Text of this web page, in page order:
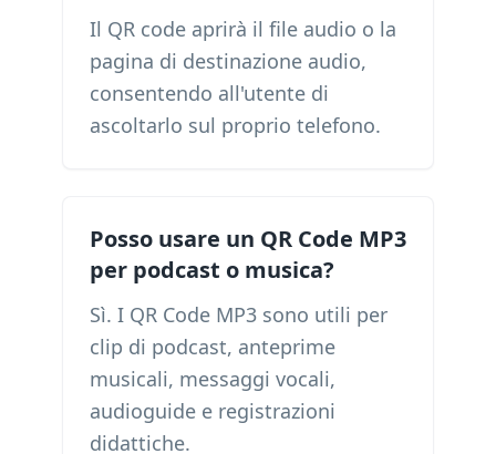
Il QR code aprirà il file audio o la
pagina di destinazione audio,
consentendo all'utente di
ascoltarlo sul proprio telefono.
Posso usare un QR Code MP3
per podcast o musica?
Sì. I QR Code MP3 sono utili per
clip di podcast, anteprime
musicali, messaggi vocali,
audioguide e registrazioni
didattiche.